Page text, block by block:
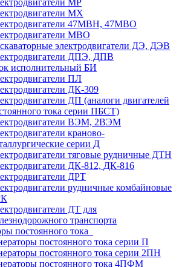
МР
MX
47MBH, 47МВО
MBO
электродвигатели ДЭ, ДЭВ
ДПЭ, ДПВ
исполнительный БИ
ПЛ
ДК-309
ДП (аналоги двигателей
тока серии ПБСТ)
ВЭМ, 2ВЭМ
краново-
серии Д
тяговые рудничные ДТН
ДК-812, ДК-816
ДРТ
рудничные комбайновые
ДТ для
транспорта
постоянного тока
постоянного тока серии П
постоянного тока серии 2ПН
постоянного тока 4ПФМ